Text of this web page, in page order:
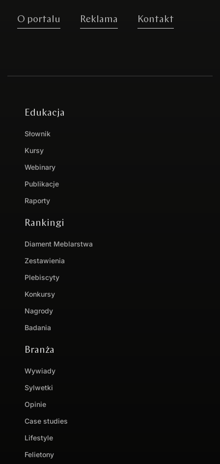
O portalu Reklama Kontakt
Edukacja
Słownik
Kursy
Webinary
Publikacje
Raporty
Rankingi
Diament Meblarstwa
Zestawienia
Plebiscyty
Konkursy
Nagrody
Badania
Branża
Wywiady
Sylwetki
Opinie
Case studies
Lifestyle
Felietony